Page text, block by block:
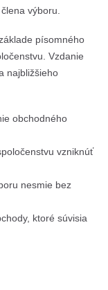
výboru.
písomného
Vzdanie
najbližšieho
obchodného
vzniknúť
nesmie bez
ktoré súvisia